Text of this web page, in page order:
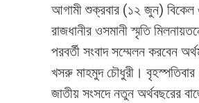
আগামী শুক্রবার (১২ জুন) বিকেল
রাজধানীর ওসমানী স্মৃতি
পরবর্তী সংবাদ সম্মেলন করবেন
খসরু মাহমুদ চৌধুরী।
জাতীয় সংসদে নতুন অর্থবছরের